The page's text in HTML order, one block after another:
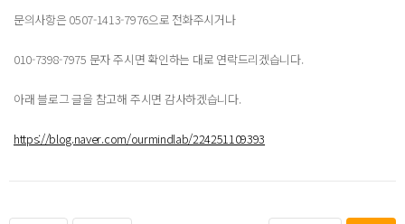
문의사항은 0507-1413-7976으로 전화주시거나
010-7398-7975 문자 주시면 확인하는 대로 연락드리겠습니다.
아래 블로그 글을 참고해 주시면 감사하겠습니다.
https://blog.naver.com/ourmindlab/224251109393